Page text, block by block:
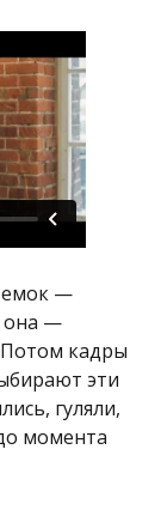
—
она —
кадры
эти
гуляли,
момента